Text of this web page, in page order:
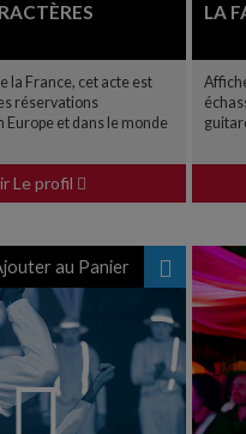
la France, cet acte est
réservations
Europe et dans le monde
Le profil
LA
au Panier